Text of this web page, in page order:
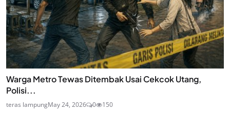
Warga Metro Tewas Ditembak Usai Cekcok Utang,
Polisi...
teras lampungMay 24, 2026 0 150